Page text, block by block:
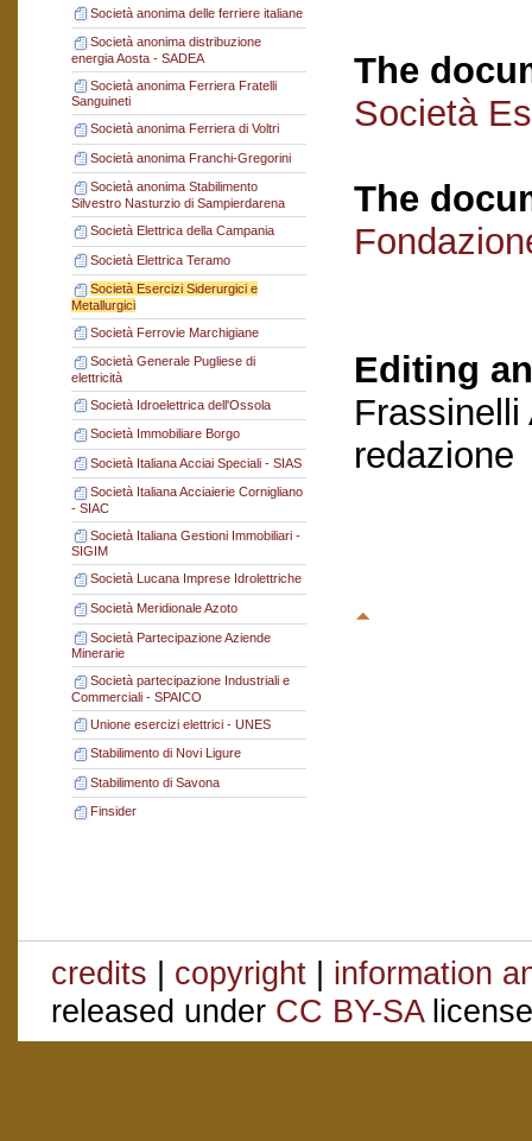
Società anonima delle ferriere italiane
Società anonima distribuzione
energia Aosta - SADEA
Società anonima Ferriera Fratelli
Sanguineti
Società anonima Ferriera di Voltri
Società anonima Franchi-Gregorini
Società anonima Stabilimento
Silvestro Nasturzio di Sampierdarena
Società Elettrica della Campania
Società Elettrica Teramo
Società Esercizi Siderurgici e
Metallurgici
Società Ferrovie Marchigiane
Società Generale Pugliese di
elettricità
Società Idroelettrica dell'Ossola
Società Immobiliare Borgo
Società Italiana Acciai Speciali - SIAS
Società Italiana Acciaierie Cornigliano
- SIAC
Società Italiana Gestioni Immobiliari -
SIGIM
Società Lucana Imprese Idrolettriche
Società Meridionale Azoto
Società Partecipazione Aziende
Minerarie
Società partecipazione Industriali e
Commerciali - SPAICO
Unione esercizi elettrici - UNES
Stabilimento di Novi Ligure
Stabilimento di Savona
Finsider
The
Società
The
Editing
Frassinelli
redazione
credits | copyright | information
released under CC BY-SA